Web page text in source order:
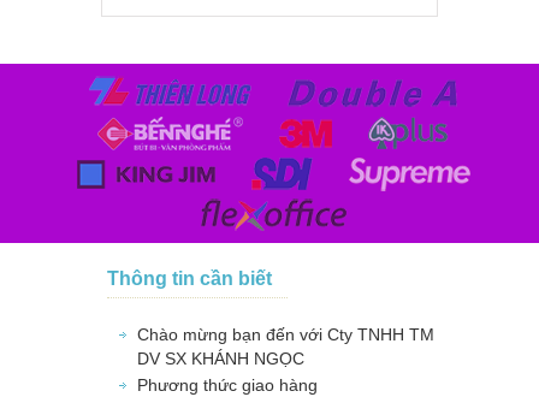
Thông tin cần biết
Chào mừng bạn đến với Cty TNHH TM
DV SX KHÁNH NGỌC
Phương thức giao hàng